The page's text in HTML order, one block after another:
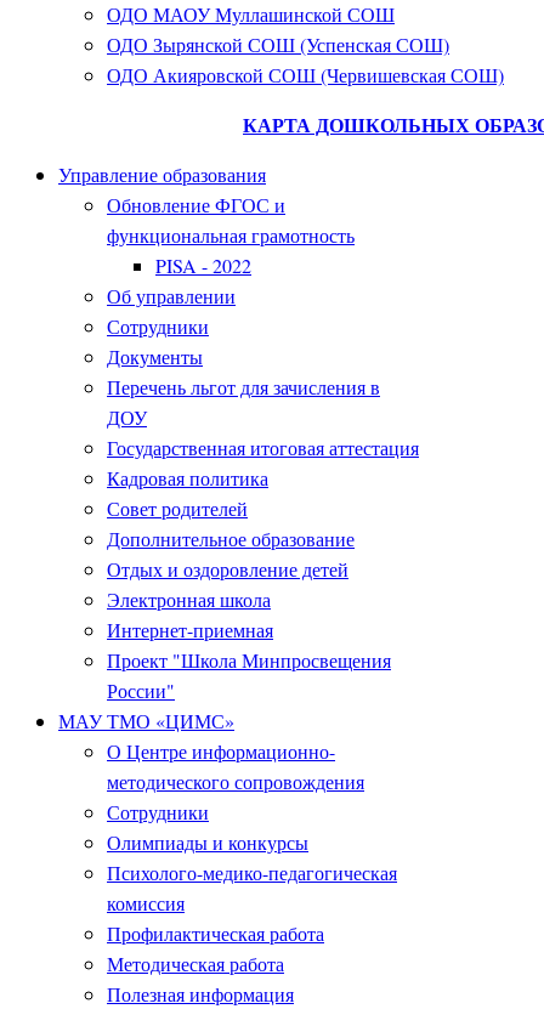
ОДО МАОУ Муллашинской СОШ
ОДО Зырянской СОШ (Успенская СОШ)
ОДО Акияровской СОШ (Червишевская СОШ)
КАРТА ДОШКОЛЬНЫХ
Управление образования
Обновление ФГОС и
функциональная грамотность
PISA - 2022
Об управлении
Сотрудники
Документы
Перечень льгот для зачисления в
ДОУ
Государственная итоговая аттестация
Кадровая политика
Совет родителей
Дополнительное образование
Отдых и оздоровление детей
Электронная школа
Интернет-приемная
Проект "Школа Минпросвещения
России"
МАУ ТМО «ЦИМС»
О Центре информационно-
методического сопровождения
Сотрудники
Олимпиады и конкурсы
Психолого-медико-педагогическая
комиссия
Профилактическая работа
Методическая работа
Полезная информация